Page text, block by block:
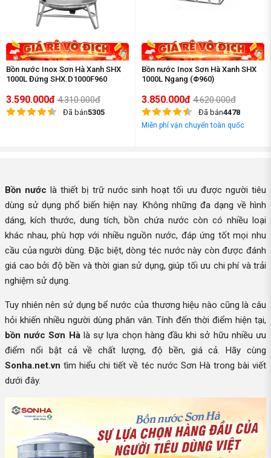
Bồn nước Inox Sơn Hà Xanh SHX
1000L Đứng SHX.D1000F960
3.590.000đ 4.310.000đ
Đã bán5305
Bồn nước Inox Sơn Hà Xanh SHX
1000L Ngang (Φ960)
3.850.000đ 4.620.000đ
Đã bán4478
Miễn phí vận chuyển toàn quốc
Bồn nước là thiết bị trữ nước sinh hoạt tối ưu được người tiêu
dùng sử dụng phổ biến hiện nay. Không những đa dạng về hình
dáng, kích thước, dung tích, bồn chứa nước còn có nhiều loại
khác nhau, phù hợp với nhiều nguồn nước, đáp ứng tốt mọi nhu
cầu của người dùng. Đặc biệt, dòng téc nước này còn được đánh
giá cao bởi độ bền và thời gian sử dụng, giúp tối ưu chi phí và trải
nghiệm sử dụng.
Tuy nhiên nên sử dụng bể nước của thương hiệu nào cũng là câu
hỏi khiến nhiều người dùng phân vân. Tính đến thời điểm hiện tại,
bồn nước Sơn Hàlà sự lựa chọn hàng đầu khi sở hữu nhiều ưu
điểm nổi bật cả về chất lượng, độ bền, giá cả. Hãy cùng
Sonha.net.vn tìm hiểu chi tiết về téc nước Sơn Hà trong bài viết
dưới đây.